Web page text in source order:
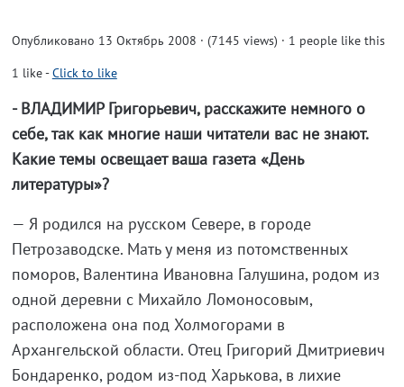
Опубликовано 13 Октябрь 2008 · (7145 views) · 1 people like this
1 like-Click to like
- ВЛАДИМИР Григорьевич, расскажите немного о
себе, так как многие наши читатели вас не знают.
Какие темы освещает ваша газета «День
литературы»?
— Я родился на русском Севере, в городе
Петрозаводске. Мать у меня из потомственных
поморов, Валентина Ивановна Галушина, родом из
одной деревни с Михайло Ломоносовым,
расположена она под Холмогорами в
Архангельской области. Отец Григорий Дмитриевич
Бондаренко, родом из-под Харькова, в лихие